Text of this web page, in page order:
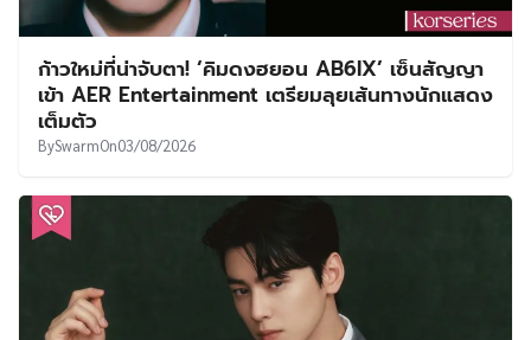
ก้าวใหม่ที่น่าจับตา! ‘คิมดงฮยอน AB6IX’ เซ็นสัญญา
เข้า AER Entertainment เตรียมลุยเส้นทางนักแสดง
เต็มตัว
BySwarmOn03/08/2026